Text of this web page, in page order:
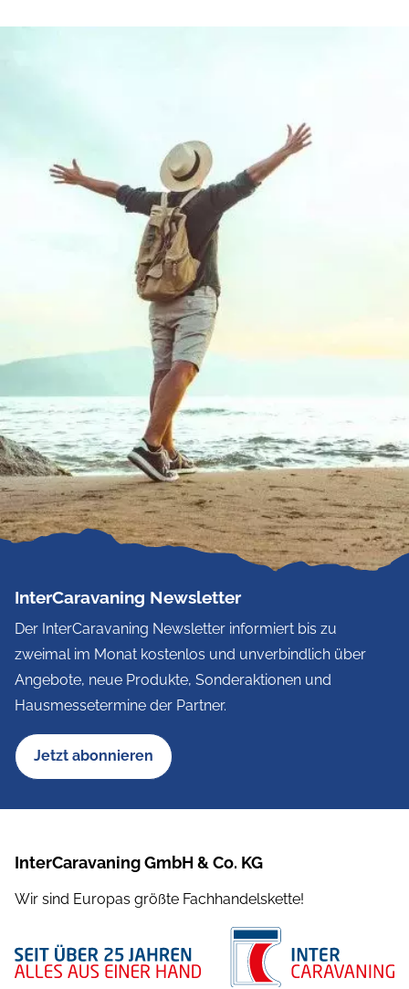
InterCaravaning Newsletter
Der InterCaravaning Newsletter informiert bis zu
zweimal im Monat kostenlos und unverbindlich über
Angebote, neue Produkte, Sonderaktionen und
Hausmessetermine der Partner.
Jetzt abonnieren
InterCaravaning GmbH & Co. KG
Wir sind Europas größte Fachhandelskette!